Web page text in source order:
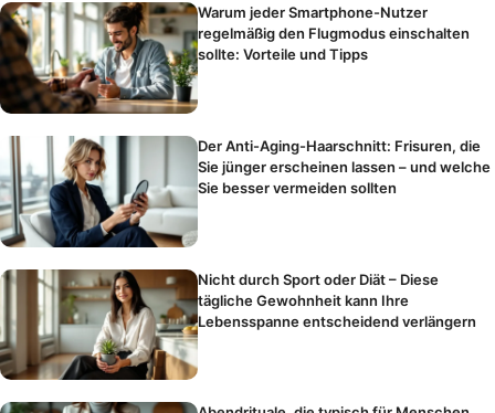
Warum jeder Smartphone-Nutzer
regelmäßig den Flugmodus einschalten
sollte: Vorteile und Tipps
Der Anti-Aging-Haarschnitt: Frisuren, die
Sie jünger erscheinen lassen – und welche
Sie besser vermeiden sollten
Nicht durch Sport oder Diät – Diese
tägliche Gewohnheit kann Ihre
Lebensspanne entscheidend verlängern